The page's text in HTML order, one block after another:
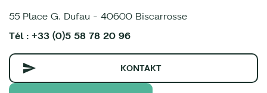
55 Place G. Dufau - 40600 Biscarrosse
Tél : +33 (0)5 58 78 20 96
KONTAKT